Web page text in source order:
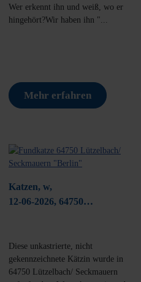
Wer erkennt ihn und weiß, wo er
hingehört?Wir haben ihn "...
Mehr erfahren
Katzen, w,
12-06-2026, 64750
Diese unkastrierte, nicht
gekennzeichnete Kätzin wurde in
64750 Lützelbach/ Seckmauern